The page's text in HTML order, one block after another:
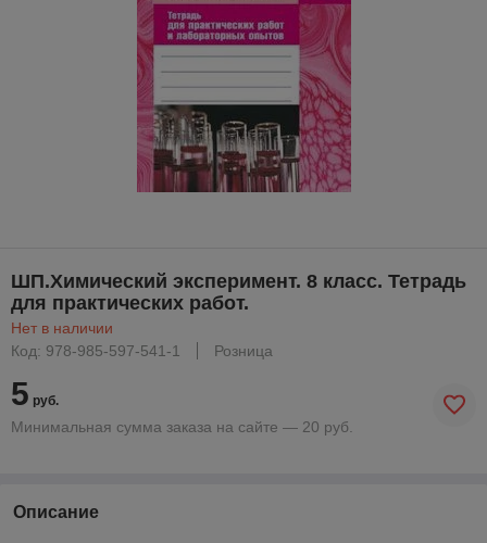
ШП.Химический эксперимент. 8 класс. Тетрадь
для практических работ.
Нет в наличии
Код: 978-985-597-541-1
Розница
5 руб.
Минимальная сумма заказа на сайте — 20 руб.
Описание